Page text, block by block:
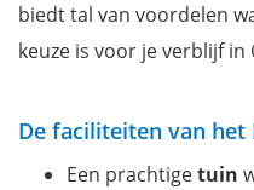
biedt tal van voordelen
keuze is voor je verblijf in
De faciliteiten van het
Een prachtigetuin